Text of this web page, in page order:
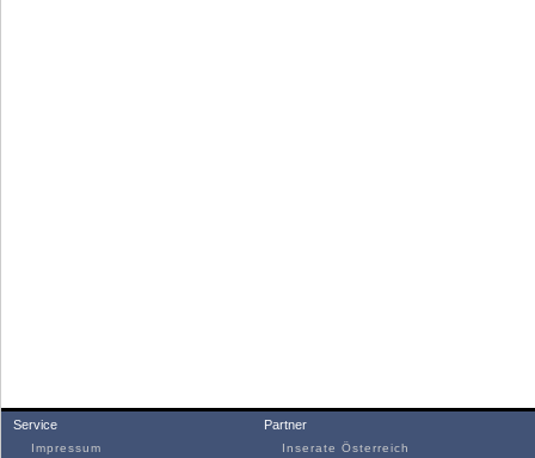
Service
Impressum
Partner
Inserate Österreich